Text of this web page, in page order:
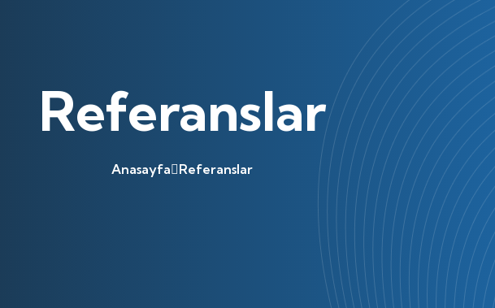
Referanslar
Anasayfa Referanslar